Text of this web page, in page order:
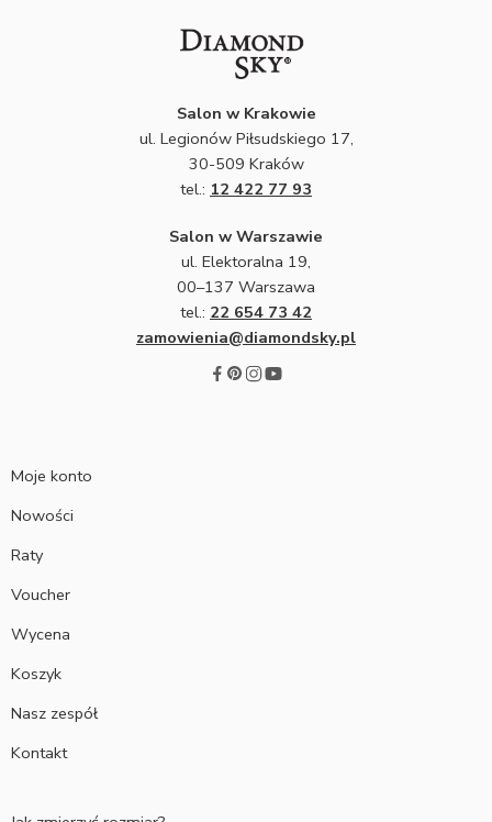
Salon w Krakowie
ul. Legionów Piłsudskiego 17,
30-509 Kraków
tel.: 12 422 77 93
Salon w Warszawie
ul. Elektoralna 19,
00–137 Warszawa
tel.: 22 654 73 42
zamowienia@diamondsky.pl
Moje konto
Nowości
Raty
Voucher
Wycena
Koszyk
Nasz zespół
Kontakt